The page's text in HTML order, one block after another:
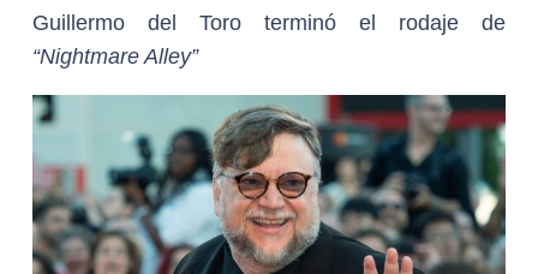
Guillermo del Toro terminó el rodaje de
“Nightmare Alley”